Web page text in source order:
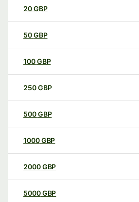
20GBP
50GBP
100GBP
250GBP
500GBP
1000GBP
2000GBP
5000GBP